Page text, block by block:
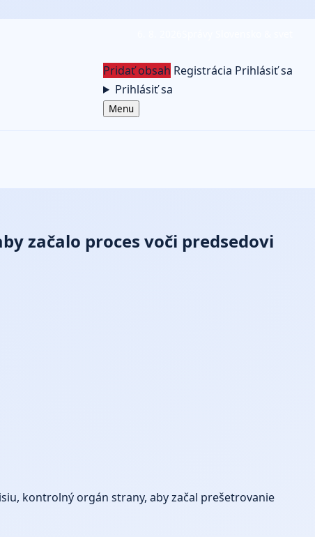
Pridať obsah Registrácia Prihlásiť sa
Prihlásiť sa
Menu
začalo proces voči predsedovi
kontrolný orgán strany, aby začal prešetrovanie